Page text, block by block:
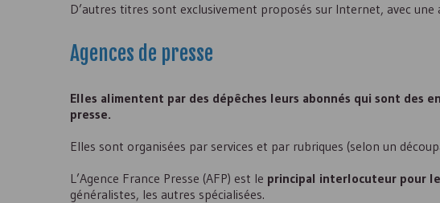
D’autres titres sont exclusivement proposés sur Internet, avec
Agences de presse
Elles alimentent par des dépêches leurs abonnés qui sont des
presse.
Elles sont organisées par services et par rubriques (selon un
L’Agence France Presse (AFP) est le principal interlocuteur pour
généralistes, les autres spécialisées.